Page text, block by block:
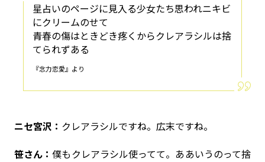
星占いのページに見入る少女たち思われニキビ
にクリームのせて
青春の傷はときどき疼くからクレアラシルは捨
てられずある
『念力恋愛』より
ニセ宮沢： クレアラシルですね。広末ですね。
笹さん：僕もクレアラシル使ってて。ああいうのって捨